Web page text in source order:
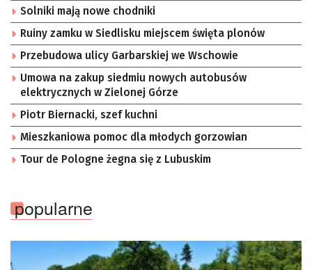
Solniki mają nowe chodniki
Ruiny zamku w Siedlisku miejscem święta plonów
Przebudowa ulicy Garbarskiej we Wschowie
Umowa na zakup siedmiu nowych autobusów
elektrycznych w Zielonej Górze
Piotr Biernacki, szef kuchni
Mieszkaniowa pomoc dla młodych gorzowian
Tour de Pologne żegna się z Lubuskim
popularne